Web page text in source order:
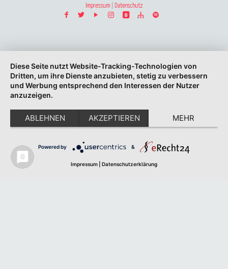
Impressum
Datenschutz
Diese Seite nutzt Website-Tracking-Technologien von
Dritten, um ihre Dienste anzubieten, stetig zu verbessern
und Werbung entsprechend den Interessen der Nutzer
anzuzeigen.
ABLEHNEN AKZEPTIEREN MEHR
Powered by &
Impressum Datenschutzerklärung